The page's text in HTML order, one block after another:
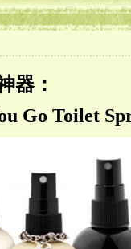
器：
Go Toilet